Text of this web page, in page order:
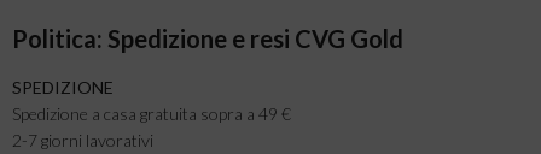
Politica: Spedizione e resi CVG Gold
SPEDIZIONE
Spedizione a casa gratuita sopra a 49 €
2-7 giorni lavorativi